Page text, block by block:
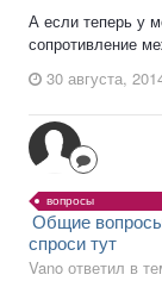
А если теперь у
сопротивление
30 августа,
вопросы
Общие
спроси тут
Vano ответил в